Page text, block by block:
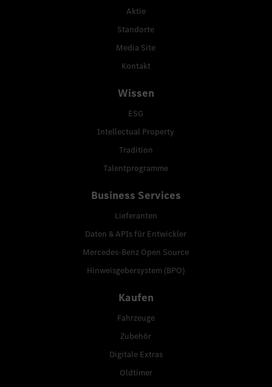
Aktie
Standorte
Media Site
Kontakt
Wissen
ESG
Intellectual Property
Tradition
Talentprogramme
Business Services
Lieferanten
Daten & APIs für Entwickler
Mercedes-Benz Open Source
Hinweisgebersystem (BPO)
Kaufen
Fahrzeuge
Zubehör
Digitale Extras
Oldtimer